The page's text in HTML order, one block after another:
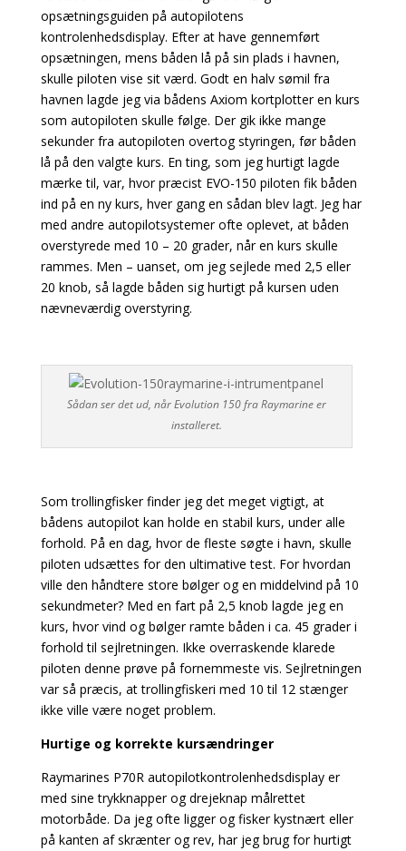
opsætningsguiden på autopilotens
kontrolenhedsdisplay. Efter at have gennemført
opsætningen, mens båden lå på sin plads i havnen,
skulle piloten vise sit værd. Godt en halv sømil fra
havnen lagde jeg via bådens Axiom kortplotter en kurs
som autopiloten skulle følge. Der gik ikke mange
sekunder fra autopiloten overtog styringen, før båden
lå på den valgte kurs. En ting, som jeg hurtigt lagde
mærke til, var, hvor præcist EVO-150 piloten fik båden
ind på en ny kurs, hver gang en sådan blev lagt. Jeg har
med andre autopilotsystemer ofte oplevet, at båden
overstyrede med 10 – 20 grader, når en kurs skulle
rammes. Men – uanset, om jeg sejlede med 2,5 eller
20 knob, så lagde båden sig hurtigt på kursen uden
nævneværdig overstyring.
Sådan ser det ud, når Evolution 150 fra Raymarine er
installeret.
Som trollingfisker finder jeg det meget vigtigt, at
bådens autopilot kan holde en stabil kurs, under alle
forhold. På en dag, hvor de fleste søgte i havn, skulle
piloten udsættes for den ultimative test. For hvordan
ville den håndtere store bølger og en middelvind på 10
sekundmeter? Med en fart på 2,5 knob lagde jeg en
kurs, hvor vind og bølger ramte båden i ca. 45 grader i
forhold til sejlretningen. Ikke overraskende klarede
piloten denne prøve på fornemmeste vis. Sejlretningen
var så præcis, at trollingfiskeri med 10 til 12 stænger
ikke ville være noget problem.
Hurtige og korrekte kursændringer
Raymarines P70R autopilotkontrolenhedsdisplay er
med sine trykknapper og drejeknap målrettet
motorbåde. Da jeg ofte ligger og fisker kystnært eller
på kanten af skrænter og rev, har jeg brug for hurtigt